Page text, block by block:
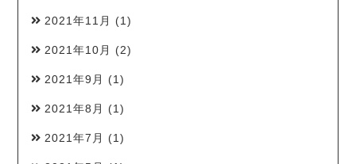
2021年11月 (1)
2021年10月 (2)
2021年9月 (1)
2021年8月 (1)
2021年7月 (1)